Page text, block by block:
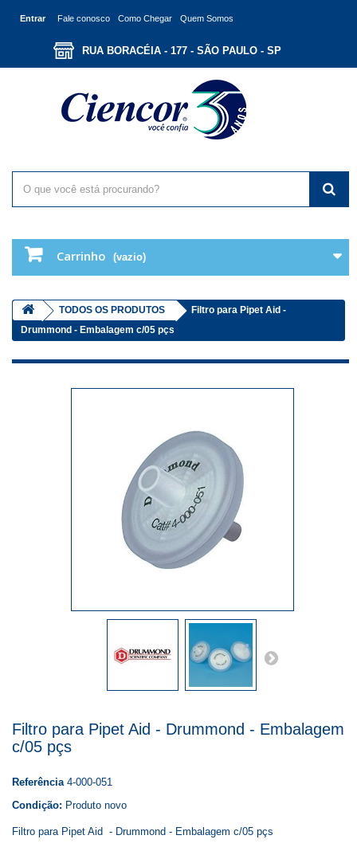
Entrar Fale conosco Como Chegar Quem Somos
RUA BORACÉIA - 177 - SÃO PAULO - SP
Carrinho (vazio)
TODOS OS PRODUTOS
Filtro para Pipet Aid -
Drummond - Embalagem c/05 pçs
Filtro para Pipet Aid - Drummond - Embalagem
c/05 pçs
Referência 4-000-051
Condição: Produto novo
Filtro para Pipet Aid - Drummond - Embalagem c/05 pçs